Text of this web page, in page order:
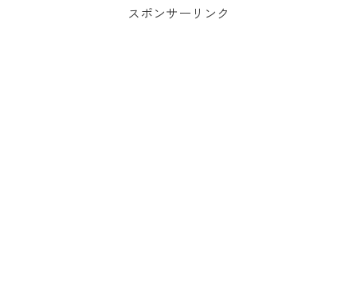
スポンサーリンク